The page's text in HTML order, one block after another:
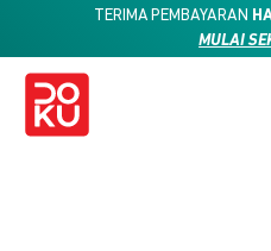
TERIMA PEMBAYARAN
MULAI